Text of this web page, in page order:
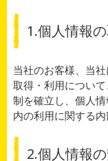
1.個人情報
当社のお客様、当
取得・利用につい
制を確立し、個人
内の利用に関する内
2.個人情報